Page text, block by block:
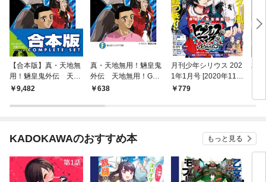
【合本版】真・天地無
用！魎皇鬼外伝 天地
無用！GXP 1-14巻
9,482
真・天地無用！魎皇鬼
外伝 天地無用！GXP
1 638
月刊少年シリウス 202
1年1月号 [2020年11月
26日発売]
779
パ
KADOKAWAのおすすめ本 もっと見る